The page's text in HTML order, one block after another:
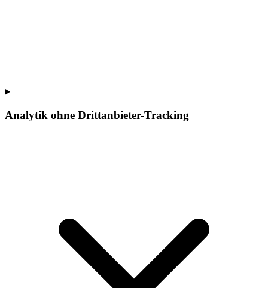
Analytik ohne Drittanbieter-Tracking